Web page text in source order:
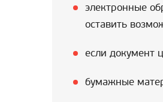
электронные
оставить
если документ
бумажные